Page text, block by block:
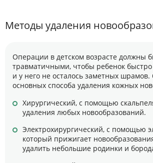
Методы удаления
Операции в детском возрасте должны
травматичными, чтобы ребенок быстро
и у него не осталось заметных шрамов.
основных способа удаления кожных
Хирургический, с помощью
удаления любых новообразований.
Электрохирургический, с помощью
который прижигает
удалить небольшие родинки и